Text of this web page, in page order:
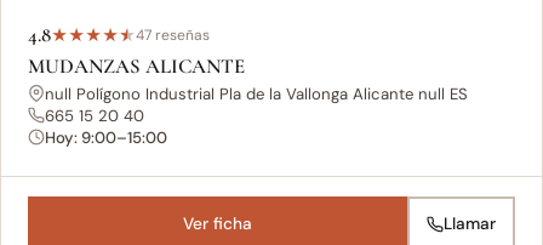
4.8★★★★★47 reseñas
MUDANZAS ALICANTE
null Polígono Industrial Pla de la Vallonga Alicante null ES
665 15 20 40
Hoy: 9:00–15:00
Ver ficha Llamar